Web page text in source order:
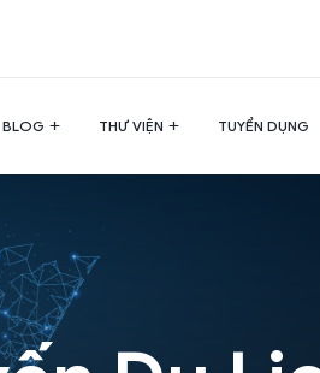
BLOG THƯ VIỆN TUYỂN DỤNG